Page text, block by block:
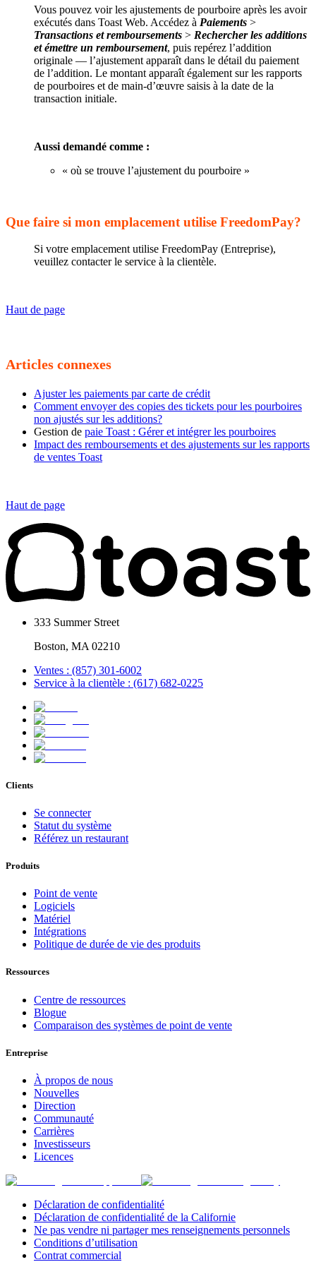
Vous pouvez voir les ajustements de pourboire après les avoir
exécutés dans Toast Web. Accédez à Paiements >
Transactions et remboursements > Rechercher les additions
et émettre un remboursement, puis repérez l’addition
originale — l’ajustement apparaît dans le détail du paiement
de l’addition. Le montant apparaît également sur les rapports
de pourboires et de main-d’œuvre saisis à la date de la
transaction initiale.
Aussi demandé comme :
« où se trouve l’ajustement du pourboire »
Que faire si mon emplacement utilise FreedomPay?
Si votre emplacement utilise FreedomPay (Entreprise),
veuillez contacter le service à la clientèle.
Haut de page
Articles connexes
Ajuster les paiements par carte de crédit
Comment envoyer des copies des tickets pour les pourboires
non ajustés sur les additions?
Gestion de paie Toast : Gérer et intégrer les pourboires
Impact des remboursements et des ajustements sur les rapports
de ventes Toast
Haut de page
333 Summer Street
Boston, MA 02210
Ventes : (857) 301-6002
Service à la clientèle : (617) 682-0225
Clients
Se connecter
Statut du système
Référez un restaurant
Produits
Point de vente
Logiciels
Matériel
Intégrations
Politique de durée de vie des produits
Ressources
Centre de ressources
Blogue
Comparaison des systèmes de point de vente
Entreprise
À propos de nous
Nouvelles
Direction
Communauté
Carrières
Investisseurs
Licences
Déclaration de confidentialité
Déclaration de confidentialité de la Californie
Ne pas vendre ni partager mes renseignements personnels
Conditions d’utilisation
Contrat commercial